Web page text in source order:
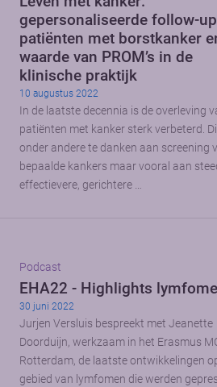
gepersonaliseerde follow-
patiënten met borstkanker
waarde van PROM’s in de
klinische praktijk
10 augustus 2022
In de laatste decennia is de overleving
patiënten met kanker sterk verbeterd.
onder andere te danken aan screening
bepaalde kankers maar vooral aan
effectievere, gerichtere …
Podcast
EHA22 - Highlights
30 juni 2022
Jurjen Versluis bespreekt met Jeanette
Doorduijn, werkzaam in het Erasmus
Rotterdam, de laatste ontwikkelingen
gebied van lymfomen die werden